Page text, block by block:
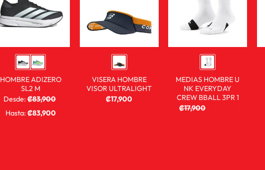
HOMBRE ADIZERO
SL2 M
Desde:₡83,900
59,900
Hasta: ₡83,900
VISERA HOMBRE
VISOR ULTRALIGHT
₡17,900
MEDIAS HOMBRE U
NK EVERYDAY
CREW BBALL 3PR 1
₡17,900